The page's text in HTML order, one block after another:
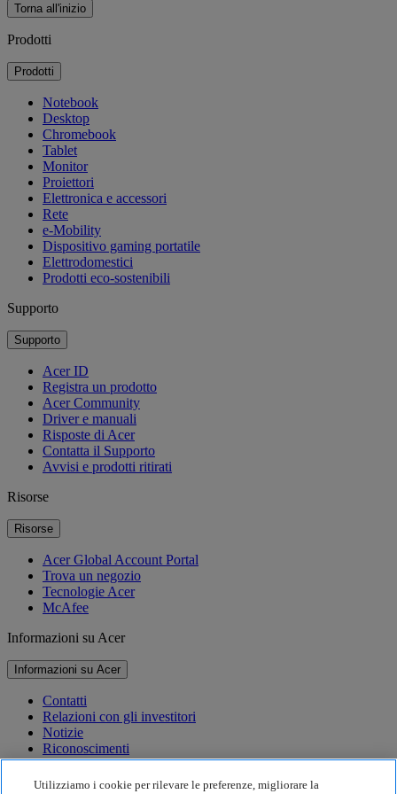
Torna all'inizio
Prodotti
Prodotti
Notebook
Desktop
Chromebook
Tablet
Monitor
Proiettori
Elettronica e accessori
Rete
e-Mobility
Dispositivo gaming portatile
Elettrodomestici
Prodotti eco-sostenibili
Supporto
Supporto
Acer ID
Registra un prodotto
Acer Community
Driver e manuali
Risposte di Acer
Contatta il Supporto
Avvisi e prodotti ritirati
Risorse
Risorse
Acer Global Account Portal
Trova un negozio
Tecnologie Acer
McAfee
Informazioni su Acer
Informazioni su Acer
Contatti
Relazioni con gli investitori
Notizie
Riconoscimenti
Eventi
Utilizziamo i cookie per rilevare le preferenze, migliorare la